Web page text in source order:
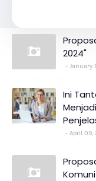
2024"
January
Ini
April 09,